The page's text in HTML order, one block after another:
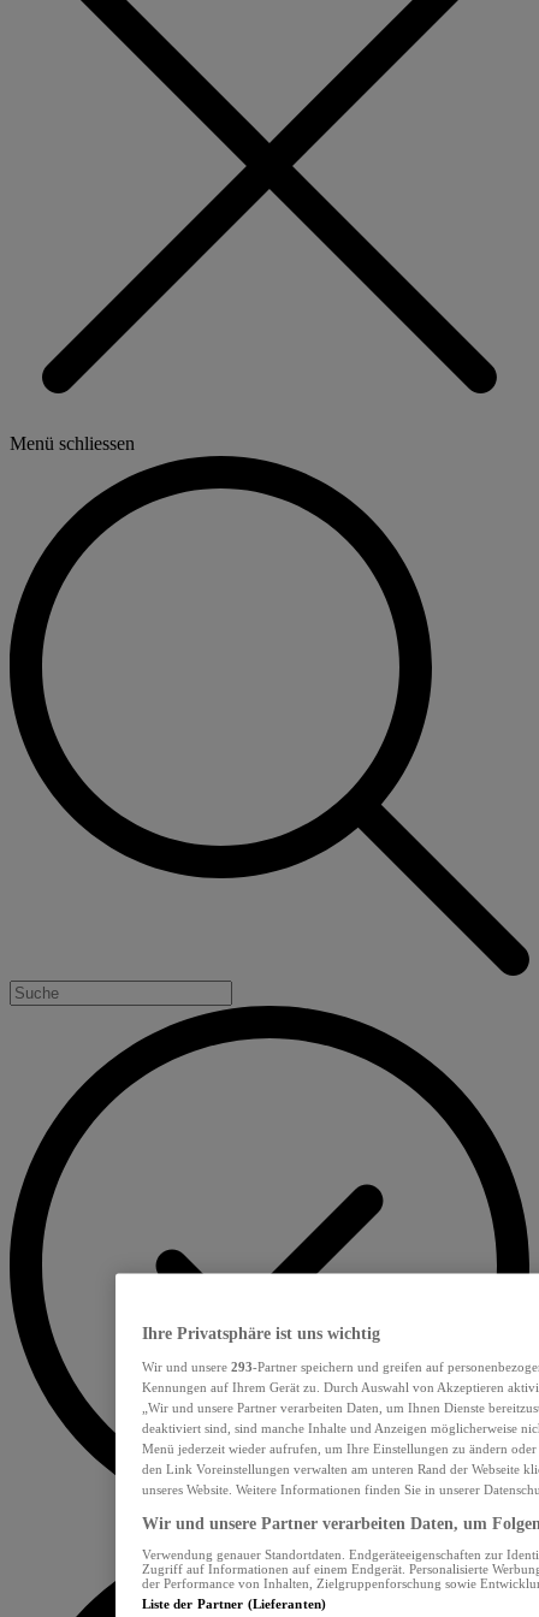
Menü schliessen
Ihre Privatsphäre ist uns wichtig
Wir und unsere 293-Partner speichern und greifen auf
Kennungen auf Ihrem Gerät zu. Durch Auswahl von Akzeptieren
„Wir und unsere Partner verarbeiten Daten, um Ihnen Dienste
deaktiviert sind, sind manche Inhalte und Anzeigen möglicherweise
Menü jederzeit wieder aufrufen, um Ihre Einstellungen zu ändern
den Link Voreinstellungen verwalten am unteren Rand der Webseite
unseres Website. Weitere Informationen finden Sie in unserer
Wir und unsere Partner verarbeiten Daten, um
Verwendung genauer Standortdaten. Endgeräteeigenschaften zur
Zugriff auf Informationen auf einem Endgerät. Personalisierte
der Performance von Inhalten, Zielgruppenforschung sowie
Liste der Partner (Lieferanten)